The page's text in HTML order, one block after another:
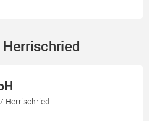
Herrischried